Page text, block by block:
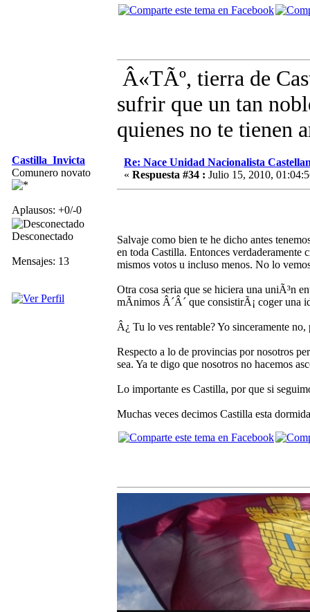
Â«TÃº, tierra de
sufrir que un tan
quienes no te tienen
Castilla_Invicta
Comunero novato
Aplausos: +0/-0
Desconectado
Mensajes: 13
Re: Nace Unidad Nacionalista
« Respuesta #34 : Julio 15, 2010,
Salvaje como bien te he dicho antes
en toda Castilla. Entonces verdaderamente
mismos votos u incluso menos. No lo
Otra cosa seria que se hiciera una uniÃ³n
mÃ­nimos Â´Â´ que consistirÃ¡ coger una
Â¿ Tu lo ves rentable? Yo sinceramente
Respecto a lo de provincias por nosotros
sea. Ya te digo que nosotros no hacemos
Lo importante es Castilla, por que si
Muchas veces decimos Castilla esta